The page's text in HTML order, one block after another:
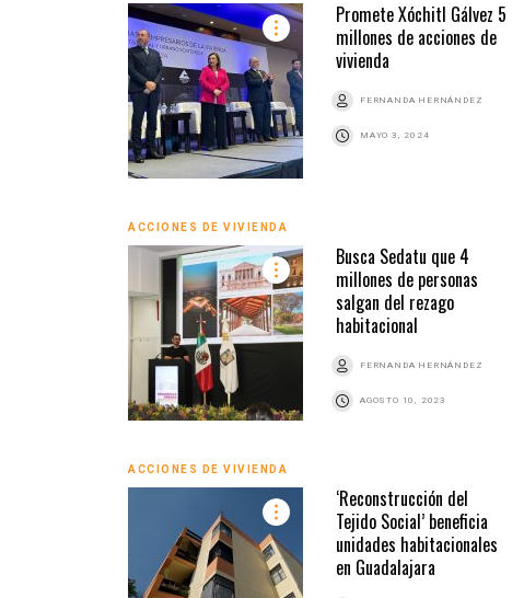
Promete Xóchitl Gálvez 5
millones de acciones de
vivienda
FERNANDA HERNÁNDEZ
MAYO 3, 2024
ACCIONES DE VIVIENDA
Busca Sedatu que 4
millones de personas
salgan del rezago
habitacional
FERNANDA HERNÁNDEZ
AGOSTO 10, 2023
ACCIONES DE VIVIENDA
‘Reconstrucción del
Tejido Social’ beneficia
unidades habitacionales
en Guadalajara